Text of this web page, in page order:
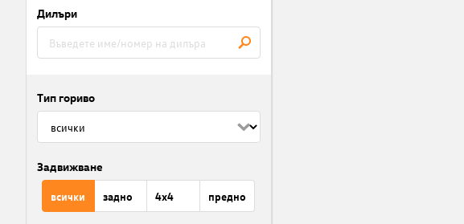
Дилъри
Тип гориво
Задвижване
всички задно 4x4 предно